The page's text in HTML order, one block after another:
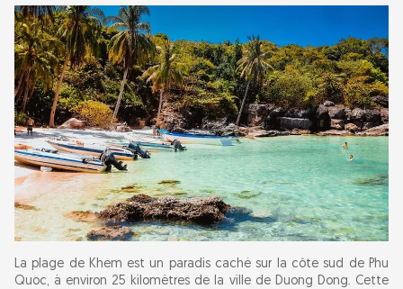
La plage de Khem est un paradis caché sur la côte sud de Phu
Quoc, à environ 25 kilomètres de la ville de Duong Dong. Cette